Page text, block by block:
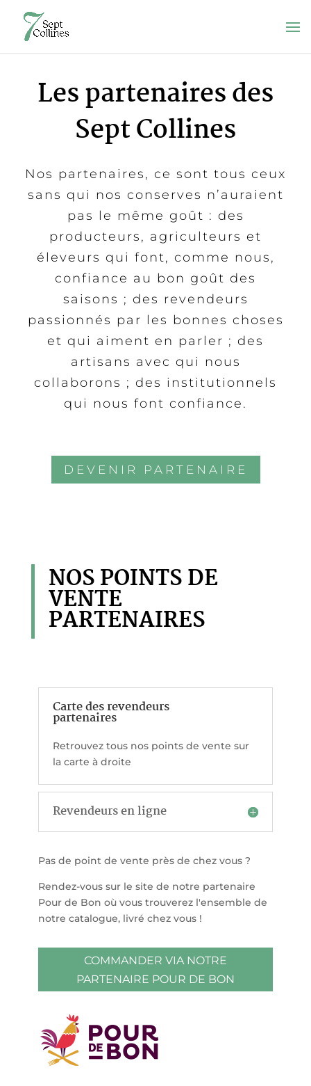
Les partenaires des
Sept Collines
Nos partenaires, ce sont tous ceux
sans qui nos conserves n’auraient
pas le même goût : des
producteurs, agriculteurs et
éleveurs qui font, comme nous,
confiance au bon goût des
saisons ; des revendeurs
passionnés par les bonnes choses
et qui aiment en parler ; des
artisans avec qui nous
collaborons ; des institutionnels
qui nous font confiance.
DEVENIR PARTENAIRE
NOS POINTS DE
VENTE
PARTENAIRES
Carte des revendeurs
partenaires
Retrouvez tous nos points de vente sur
la carte à droite
Revendeurs en ligne
Pas de point de vente près de chez vous ?
Rendez-vous sur le site de notre partenaire
Pour de Bon où vous trouverez l'ensemble de
notre catalogue, livré chez vous !
COMMANDER VIA NOTRE
PARTENAIRE POUR DE BON